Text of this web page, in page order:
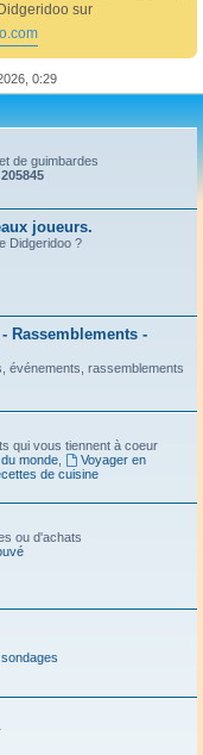
r
sur
0:29
de guimbardes
205845
joueurs.
Didgeridoo ?
Rassemblements -
événements, rassemblements
qui vous tiennent à coeur
monde,
Voyager en
de cuisine
ou d'achats